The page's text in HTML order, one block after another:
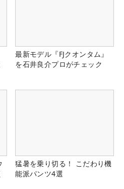
最新モデル『FJクオンタム』
を石井良介プロがチェック
猛暑を乗り切る！ こだわり機
能派パンツ4選